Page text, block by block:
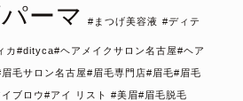
ーマ #まつげ美容液 #ディテ
カ#dityca#ヘアメイクサロン名古屋#ヘア
毛サロン名古屋#眉毛専門店#眉毛#眉毛
ブロウ#アイ リスト #美眉#眉毛脱毛